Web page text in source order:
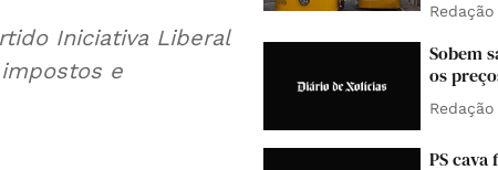
Iniciativa Liberal
e
Redação
Sobem
os
Redação
PS cava